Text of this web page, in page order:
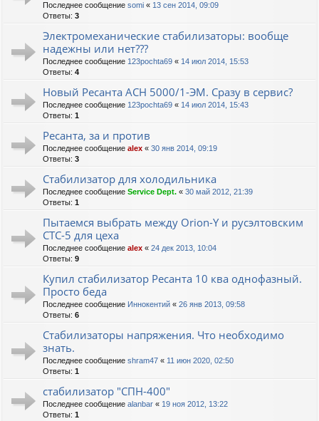
Последнее сообщение somi « 13 сен 2014, 09:09
Ответы: 3
Электромеханические стабилизаторы: вообще
надежны или нет???
Последнее сообщение 123pochta69 « 14 июл 2014, 15:53
Ответы: 4
Новый Ресанта АСН 5000/1-ЭМ. Сразу в сервис?
Последнее сообщение 123pochta69 « 14 июл 2014, 15:43
Ответы: 1
Ресанта, за и против
Последнее сообщение alex « 30 янв 2014, 09:19
Ответы: 3
Стабилизатор для холодильника
Последнее сообщение Service Dept. « 30 май 2012, 21:39
Ответы: 1
Пытаемся выбрать между Orion-Y и русэлтовским
СТС-5 для цеха
Последнее сообщение alex « 24 дек 2013, 10:04
Ответы: 9
Купил стабилизатор Ресанта 10 ква однофазный.
Просто беда
Последнее сообщение Иннокентий « 26 янв 2013, 09:58
Ответы: 6
Стабилизаторы напряжения. Что необходимо
знать.
Последнее сообщение shram47 « 11 июн 2020, 02:50
Ответы: 1
стабилизатор "СПН-400"
Последнее сообщение alanbar « 19 ноя 2012, 13:22
Ответы: 1